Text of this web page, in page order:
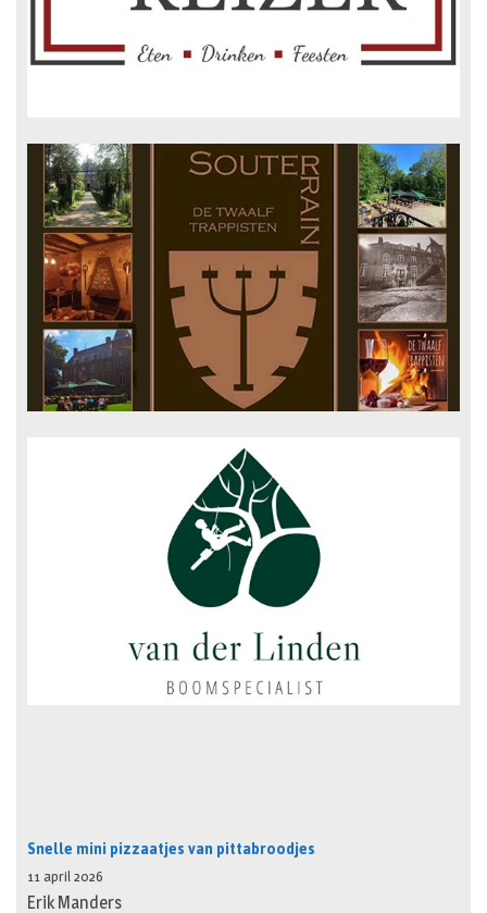
Snelle mini pizzaatjes van pittabroodjes
11 april 2026
Erik Manders